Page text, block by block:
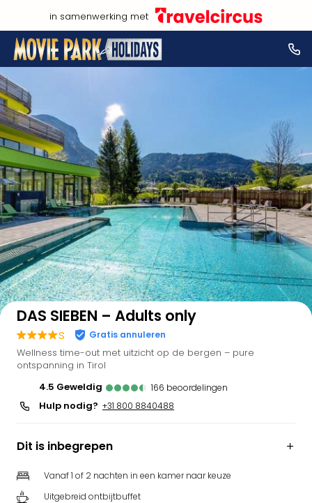
in samenwerking met
Bekijk op kaart
DAS SIEBEN – Adults only
s Gratis annuleren
Wellness time-out met uitzicht op de bergen – pure
ontspanning in Tirol
4.5
geweldig 166 beoordelingen
Hulp nodig? +31 800 8840488
Dit is inbegrepen
Vanaf 1 of 2 nachten in een kamer naar keuze
Uitgebreid ontbijtbuffet